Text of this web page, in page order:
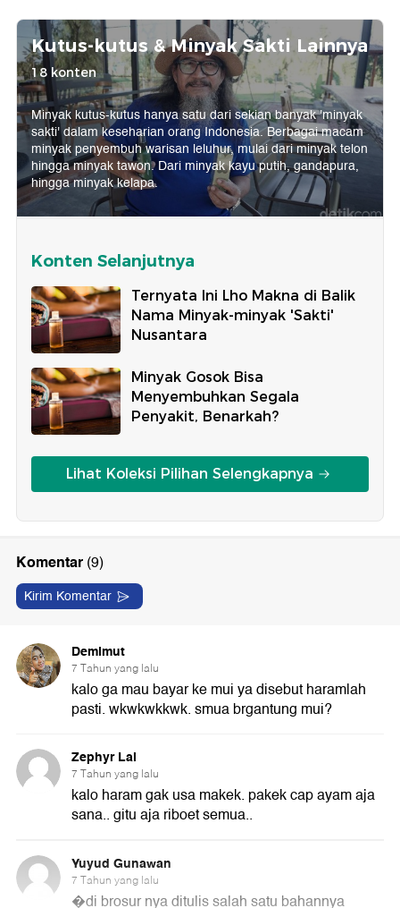
Kutus-kutus & Minyak Sakti Lainnya
18 konten
Minyak kutus-kutus hanya satu dari sekian banyak 'minyak
sakti' dalam keseharian orang Indonesia. Berbagai macam
minyak penyembuh warisan leluhur, mulai dari minyak telon
hingga minyak tawon. Dari minyak kayu putih, gandapura,
hingga minyak kelapa.
Konten Selanjutnya
Ternyata Ini Lho Makna di Balik
Nama Minyak-minyak 'Sakti'
Nusantara
Minyak Gosok Bisa
Menyembuhkan Segala
Penyakit, Benarkah?
Lihat Koleksi Pilihan Selengkapnya